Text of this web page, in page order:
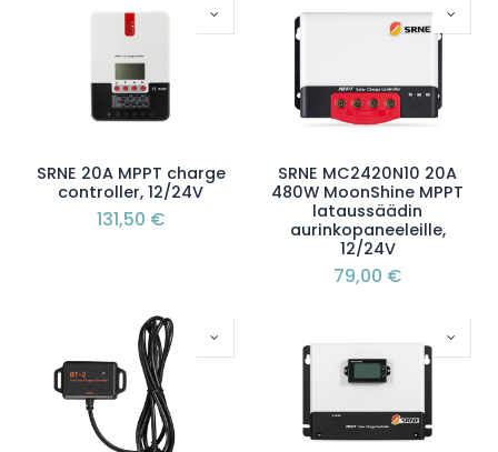
SRNE 20A MPPT charge
controller, 12/24V
131,50 €
SRNE MC2420N10 20A
480W MoonShine MPPT
lataussäädin
aurinkopaneeleille,
12/24V
79,00 €